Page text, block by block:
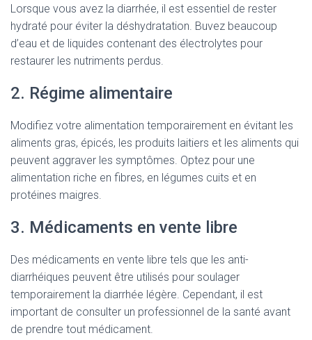
Lorsque vous avez la diarrhée, il est essentiel de rester
hydraté pour éviter la déshydratation. Buvez beaucoup
d’eau et de liquides contenant des électrolytes pour
restaurer les nutriments perdus.
2. Régime alimentaire
Modifiez votre alimentation temporairement en évitant les
aliments gras, épicés, les produits laitiers et les aliments qui
peuvent aggraver les symptômes. Optez pour une
alimentation riche en fibres, en légumes cuits et en
protéines maigres.
3. Médicaments en vente libre
Des médicaments en vente libre tels que les anti-
diarrhéiques peuvent être utilisés pour soulager
temporairement la diarrhée légère. Cependant, il est
important de consulter un professionnel de la santé avant
de prendre tout médicament.